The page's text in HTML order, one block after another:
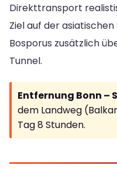
Direkttransport
Ziel auf der
Bosporus zusätzlich
Tunnel.
Entfernung Bonn –
dem Landweg
Tag 8 Stunden.